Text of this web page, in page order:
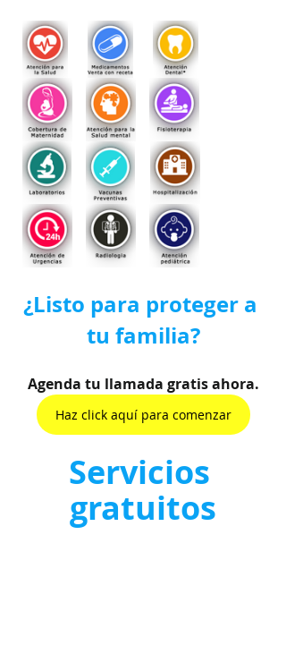
¿Listo para proteger a
tu familia?
Agenda tu llamada gratis ahora.
Haz click aquí para comenzar
Servicios
gratuitos